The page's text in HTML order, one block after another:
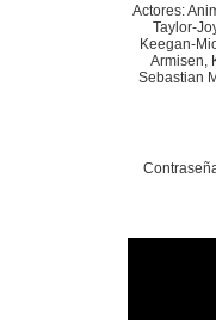
Actores:
Taylor-
Keegan-
Armisen,
Sebastian